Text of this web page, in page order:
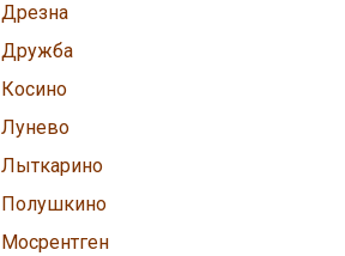
Дрезна
Дружба
Косино
Лунево
Лыткарино
Полушкино
Мосрентген